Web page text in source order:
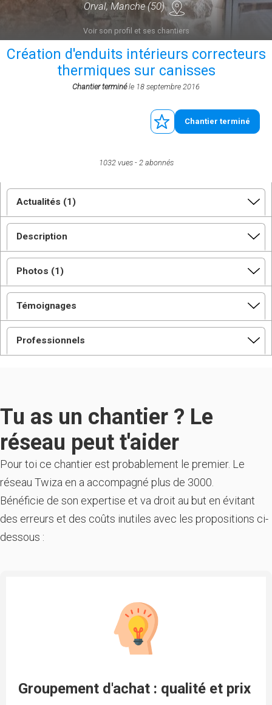
Orval, Manche (50)
Voir son profil et ses chantiers
Création d'enduits intérieurs correcteurs
thermiques sur canisses
Chantier terminéle 18 septembre 2016
Chantier terminé
1032 vues 2 abonnés
Actualités (1)
Description
Photos (1)
Témoignages
Professionnels
Tu as un chantier ? Le
réseau peut t'aider
Pour toi ce chantier est probablement le premier. Le
réseau Twiza en a accompagné plus de 3000.
Bénéficie de son expertise et va droit au but en évitant
des erreurs et des coûts inutiles avec les propositions ci-
dessous :
Groupement d'achat : qualité et prix